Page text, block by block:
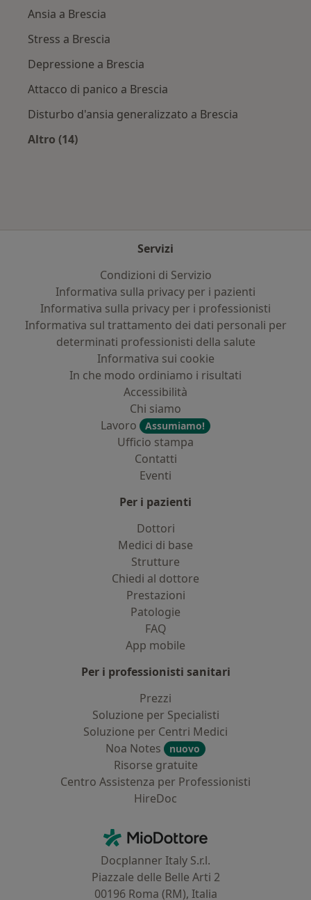
Ansia a Brescia
Stress a Brescia
Depressione a Brescia
Attacco di panico a Brescia
Disturbo d'ansia generalizzato a Brescia
Altro (14)
Servizi
Condizioni di Servizio
Informativa sulla privacy per i pazienti
Informativa sulla privacy per i professionisti
Informativa sul trattamento dei dati personali per
determinati professionisti della salute
Informativa sui cookie
In che modo ordiniamo i risultati
Accessibilità
Chi siamo
Lavoro
Assumiamo!
Ufficio stampa
Contatti
Eventi
Per i pazienti
Dottori
Medici di base
Strutture
Chiedi al dottore
Prestazioni
Patologie
FAQ
App mobile
Per i professionisti sanitari
Prezzi
Soluzione per Specialisti
Soluzione per Centri Medici
Noa Notes
nuovo
Risorse gratuite
Centro Assistenza per Professionisti
HireDoc
MioDottore - Homepage
Docplanner Italy S.r.l.
Piazzale delle Belle Arti 2
00196 Roma (RM), Italia